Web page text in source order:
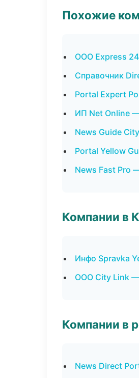
Похожие
ООО Express
Справочник
Portal Expert
ИП Net Online
News Guide
Portal Yellow
News Fast Pro
Компании в
Инфо Spravka
ООО City Link
Компании в
News Direct